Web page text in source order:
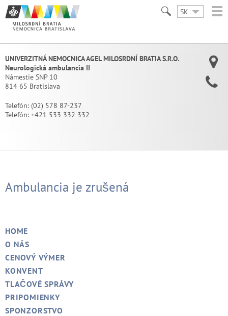
SK
UNIVERZITNÁ NEMOCNICA AGEL MILOSRDNÍ BRATIA S.R.O.
Neurologická ambulancia II
Námestie SNP 10
814 65 Bratislava
Telefón: (02) 578 87-237
Telefón: +421 533 332 332
Ambulancia je zrušená
HOME
O NÁS
CENOVÝ VÝMER
KONVENT
TLAČOVÉ SPRÁVY
PRIPOMIENKY
SPONZORSTVO